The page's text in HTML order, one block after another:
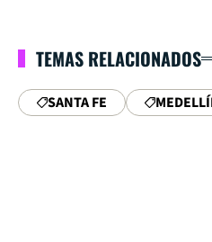
TEMAS RELACIONADOS
SANTA FE